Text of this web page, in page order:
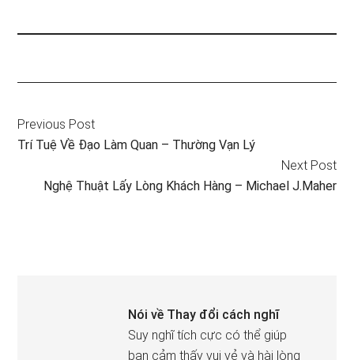
Previous Post
Trí Tuệ Về Đạo Làm Quan – Thường Vạn Lý
Next Post
Nghệ Thuật Lấy Lòng Khách Hàng – Michael J.Maher
Nói về Thay đổi cách nghĩ
Suy nghĩ tích cực có thể giúp
bạn cảm thấy vui vẻ và hài lòng